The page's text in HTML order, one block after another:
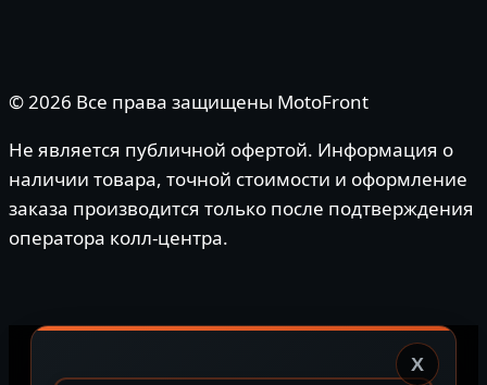
© 2026 Все права защищены MotoFront
Не является публичной офертой. Информация о
наличии товара, точной стоимости и оформление
заказа производится только после подтверждения
оператора колл-центра.
X